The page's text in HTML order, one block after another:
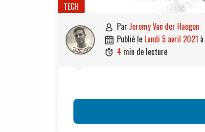
TECH
 par Jeremy Van der Haegen
 publié le lundi 5 avril 2021 à
 4 min de lecture